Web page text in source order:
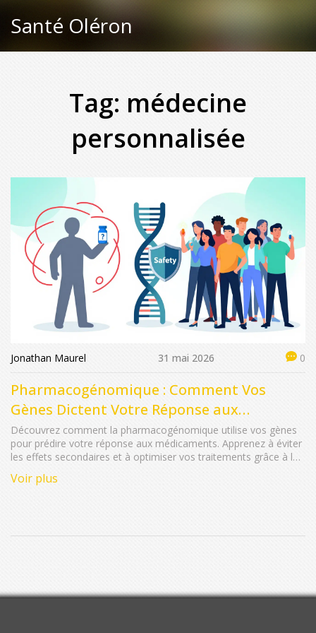
Santé Oléron
Tag: médecine
personnalisée
Jonathan Maurel 31 mai 2026 0
Pharmacogénomique : Comment Vos
Gènes Dictent Votre Réponse aux
Médicaments
Découvrez comment la pharmacogénomique utilise vos gènes
pour prédire votre réponse aux médicaments. Apprenez à éviter
les effets secondaires et à optimiser vos traitements grâce à la
Voir plus